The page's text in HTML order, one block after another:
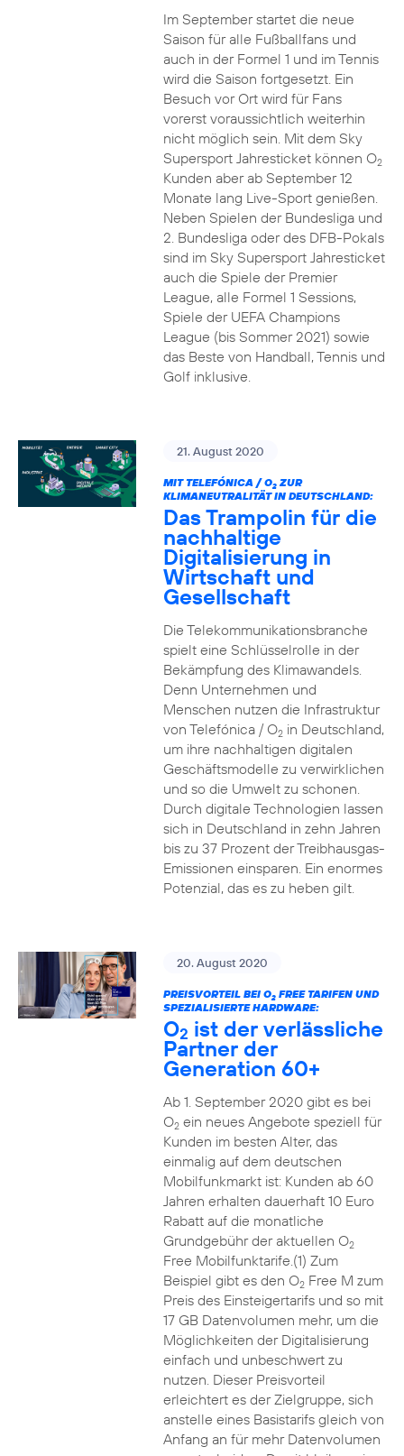
Im September startet die neue
Saison für alle Fußballfans und
auch in der Formel 1 und im Tennis
wird die Saison fortgesetzt. Ein
Besuch vor Ort wird für Fans
vorerst voraussichtlich weiterhin
nicht möglich sein. Mit dem Sky
Supersport Jahresticket können O2
Kunden aber ab September 12
Monate lang Live-Sport genießen.
Neben Spielen der Bundesliga und
2. Bundesliga oder des DFB-Pokals
sind im Sky Supersport Jahresticket
auch die Spiele der Premier
League, alle Formel 1 Sessions,
Spiele der UEFA Champions
League (bis Sommer 2021) sowie
das Beste von Handball, Tennis und
Golf inklusive.
21. August 2020
MIT TELEFÓNICA / O2ZUR
KLIMANEUTRALITÄT IN DEUTSCHLAND:
Das Trampolin für die
nachhaltige
Digitalisierung in
Wirtschaft und
Gesellschaft
Die Telekommunikationsbranche
spielt eine Schlüsselrolle in der
Bekämpfung des Klimawandels.
Denn Unternehmen und
Menschen nutzen die Infrastruktur
von Telefónica / O2in Deutschland,
um ihre nachhaltigen digitalen
Geschäftsmodelle zu verwirklichen
und so die Umwelt zu schonen.
Durch digitale Technologien lassen
sich in Deutschland in zehn Jahren
bis zu 37 Prozent der Treibhausgas-
Emissionen einsparen. Ein enormes
Potenzial, das es zu heben gilt.
20. August 2020
PREISVORTEIL BEI O2FREE TARIFEN UND
SPEZIALISIERTE HARDWARE:
O2 ist der verlässliche
Partner der
Generation 60+
Ab 1. September 2020 gibt es bei
O2ein neues Angebote speziell für
Kunden im besten Alter, das
einmalig auf dem deutschen
Mobilfunkmarkt ist: Kunden ab 60
Jahren erhalten dauerhaft 10 Euro
Rabatt auf die monatliche
Grundgebühr der aktuellen O2
Free Mobilfunktarife.(1) Zum
Beispiel gibt es den O2Free M zum
Preis des Einsteigertarifs und so mit
17 GB Datenvolumen mehr, um die
Möglichkeiten der Digitalisierung
einfach und unbeschwert zu
nutzen. Dieser Preisvorteil
erleichtert es der Zielgruppe, sich
anstelle eines Basistarifs gleich von
Anfang an für mehr Datenvolumen